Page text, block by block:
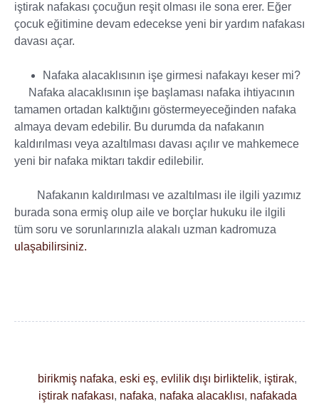
iştirak nafakası çocuğun reşit olması ile sona erer. Eğer
çocuk eğitimine devam edecekse yeni bir yardım nafakası
davası açar.
Nafaka alacaklısının işe girmesi nafakayı keser mi?
Nafaka alacaklısının işe başlaması nafaka ihtiyacının
tamamen ortadan kalktığını göstermeyeceğinden nafaka
almaya devam edebilir. Bu durumda da nafakanın
kaldırılması veya azaltılması davası açılır ve mahkemece
yeni bir nafaka miktarı takdir edilebilir.
Nafakanın kaldırılması ve azaltılması ile ilgili yazımız
burada sona ermiş olup aile ve borçlar hukuku ile ilgili
tüm soru ve sorunlarınızla alakalı uzman kadromuza
ulaşabilirsiniz.
birikmiş nafaka, eski eş, evlilik dışı birliktelik, iştirak,
iştirak nafakası, nafaka, nafaka alacaklısı, nafakada